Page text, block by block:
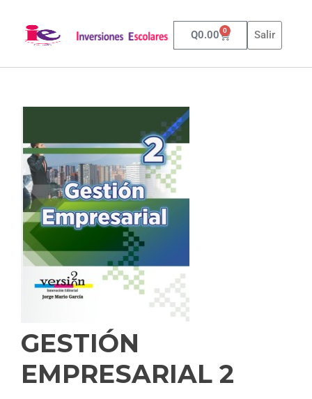
Q0.00 0 Salir
GESTIÓN
EMPRESARIAL 2